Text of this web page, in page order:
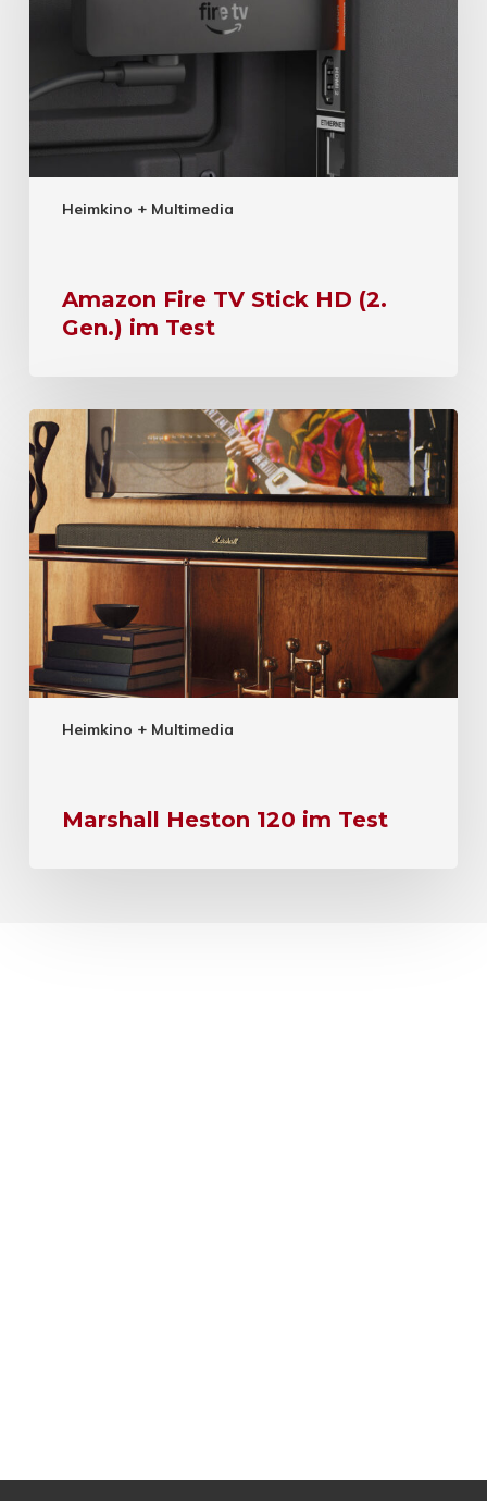
Heimkino + Multimedia
Amazon Fire TV Stick HD (2.
Gen.) im Test
Heimkino + Multimedia
Marshall Heston 120 im Test